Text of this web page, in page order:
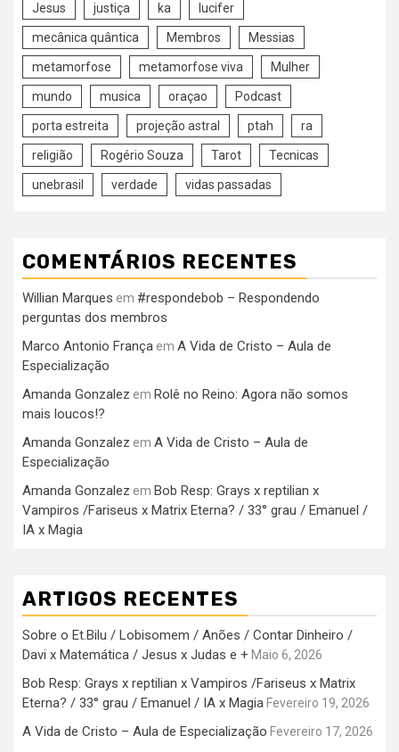
Jesus justiça ka lucifer
mecânica quântica Membros Messias
metamorfose metamorfose viva Mulher
mundo musica oraçao Podcast
porta estreita projeção astral ptah ra
religião Rogério Souza Tarot Tecnicas
unebrasil verdade vidas passadas
COMENTÁRIOS RECENTES
Willian Marques em #respondebob – Respondendo
perguntas dos membros
Marco Antonio França em A Vida de Cristo – Aula de
Especialização
Amanda Gonzalez em Rolê no Reino: Agora não somos
mais loucos!?
Amanda Gonzalez em A Vida de Cristo – Aula de
Especialização
Amanda Gonzalez em Bob Resp: Grays x reptilian x
Vampiros /Fariseus x Matrix Eterna? / 33° grau / Emanuel /
IA x Magia
ARTIGOS RECENTES
Sobre o Et.Bilu / Lobisomem / Anões / Contar Dinheiro /
Davi x Matemática / Jesus x Judas e + Maio 6, 2026
Bob Resp: Grays x reptilian x Vampiros /Fariseus x Matrix
Eterna? / 33° grau / Emanuel / IA x Magia Fevereiro 19, 2026
A Vida de Cristo – Aula de Especialização Fevereiro 17, 2026